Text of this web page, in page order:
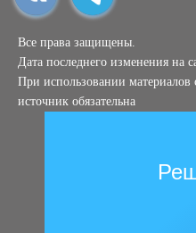
Все права защищены.
Дата последнего изменения на
При использовании материалов
источник обязательна